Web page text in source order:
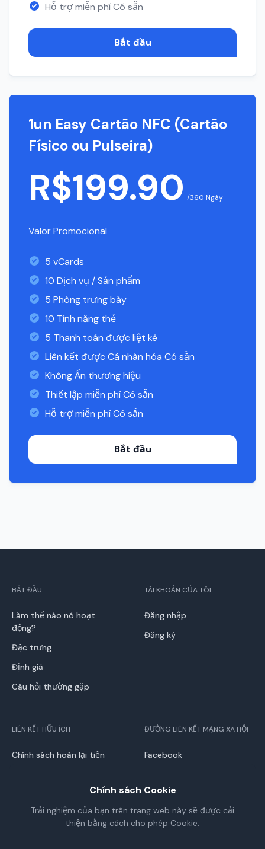
Hỗ trợ miễn phí Có sẵn
Bắt đầu
1un Easy Cartão NFC (Cartão
Físico ou Pulseira)
R$199.90 /360 Ngày
Valor Promocional
5 vCards
10 Dịch vụ / Sản phẩm
5 Phòng trưng bày
10 Tính năng thẻ
5 Thanh toán được liệt kê
Liên kết được Cá nhân hóa Có sẵn
Không Ẩn thương hiệu
Thiết lập miễn phí Có sẵn
Hỗ trợ miễn phí Có sẵn
Bắt đầu
Chính sách Cookie
Trải nghiệm của bạn trên trang web này sẽ được cải
thiện bằng cách cho phép Cookie.
BẮT ĐẦU
Làm thế nào nó hoạt
động?
Đặc trưng
Định giá
Câu hỏi thường gặp
TÀI KHOẢN CỦA TÔI
Đăng nhập
Đăng ký
LIÊN KẾT HỮU ÍCH
Chính sách hoàn lại tiền
Chính sách bảo mật
Các điều khoản và điều kiện
ĐƯỜNG LIÊN KẾT MẠNG XÃ HỘI
Facebook
Instagram
LinkedIn
Chính sách Cookie
Trải nghiệm của bạn trên trang web này sẽ được cải
thiện bằng cách cho phép Cookie.